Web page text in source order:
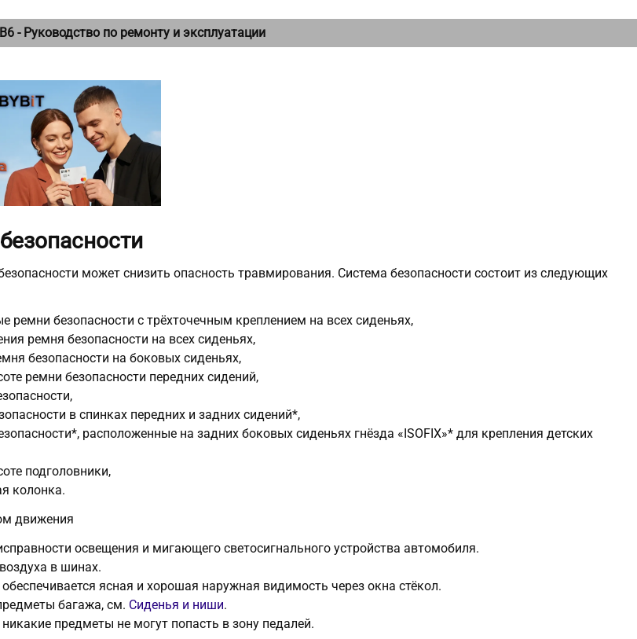
- Руководство по ремонту и эксплуатации
может снизить опасность травмирования. Система безопасности состоит из следующих
ремни безопасности с трёхточечным креплением на всех сиденьях,
ремня безопасности на всех сиденьях,
безопасности на боковых сиденьях,
ремни безопасности передних сидений,
в спинках передних и задних сидений*,
расположенные на задних боковых сиденьях гнёзда «ISOFIX»* для крепления детских
подголовники,
колонка.
движения
освещения и мигающего светосигнального устройства автомобиля.
в шинах.
ясная и хорошая наружная видимость через окна стёкол.
багажа, см. Сиденья и ниши.
предметы не могут попасть в зону педалей.